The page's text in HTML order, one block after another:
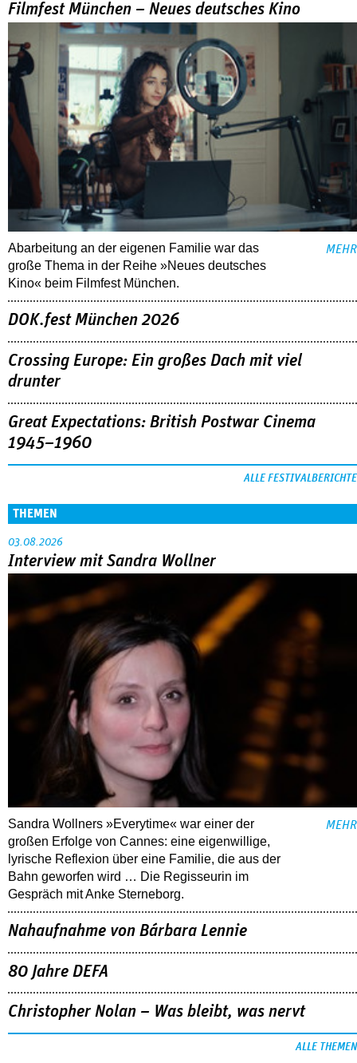
Filmfest München – Neues deutsches Kino
Abarbeitung an der eigenen Familie war das
große Thema in der Reihe »Neues deutsches
Kino« beim Filmfest München.
MEHR
DOK.fest München 2026
Crossing Europe: Ein großes Dach mit viel
drunter
Great Expectations: British Postwar Cinema
1945–1960
ALLE FESTIVALBERICHTE
THEMEN
03.08.2026
Interview mit Sandra Wollner
Sandra Wollners »Everytime« war einer der
großen Erfolge von Cannes: eine eigenwillige,
lyrische Reflexion über eine ­Familie, die aus der
Bahn geworfen wird … Die Regisseurin im
Gespräch mit Anke Sterneborg.
MEHR
Nahaufnahme von Bárbara Lennie
80 Jahre DEFA
Christopher Nolan – Was bleibt, was nervt
ALLE THEMEN